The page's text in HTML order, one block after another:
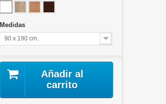
Medidas
90 x 190 cm.
Añadir al
carrito